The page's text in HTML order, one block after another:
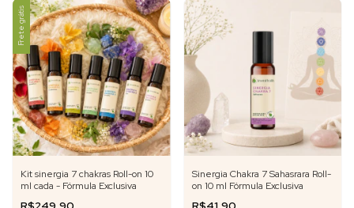
Frete grátis
Kit sinergia 7 chakras Roll-on 10
ml cada - Fórmula Exclusiva
Sinergia Chakra 7 Sahasrara Roll-
on 10 ml Fórmula Exclusiva